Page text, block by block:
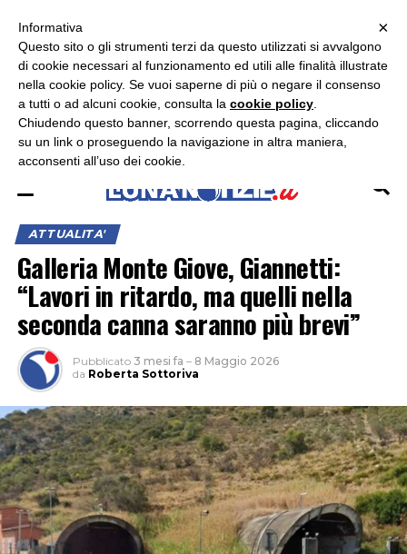
ASCOLTA RADIO LUNA
ATTUALITA'
Galleria Monte Giove, Giannetti:
“Lavori in ritardo, ma quelli nella
seconda canna saranno più brevi”
Pubblicato 3 mesi fa – 8 Maggio 2026
da Roberta Sottoriva
×
×
Informativa
Questo sito o gli strumenti terzi da questo utilizzati si avvalgono
di cookie necessari al funzionamento ed utili alle finalità illustrate
nella cookie policy. Se vuoi saperne di più o negare il consenso
a tutti o ad alcuni cookie, consulta la cookie policy
Chiudendo questo banner, scorrendo questa pagina, cliccando
su un link o proseguendo la navigazione in altra maniera,
acconsenti all’uso dei cookie.